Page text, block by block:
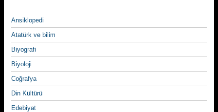
Ansiklopedi
Atatürk ve bilim
Biyografi
Biyoloji
Coğrafya
Din Kültürü
Edebiyat